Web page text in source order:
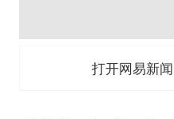
打开网易新